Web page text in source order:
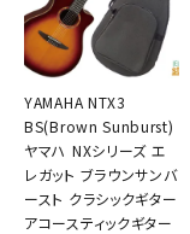
YAMAHA NTX3
BS(Brown Sunburst)
ヤマハ NXシリーズ エ
レガット ブラウンサンバ
ースト クラシックギター
アコースティックギター